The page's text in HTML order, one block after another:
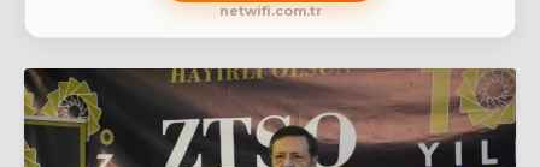
netwifi.com.tr